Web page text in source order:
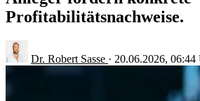
Profitabilitätsnachweise.
Dr. Robert Sasse · 20.06.2026, 06:44